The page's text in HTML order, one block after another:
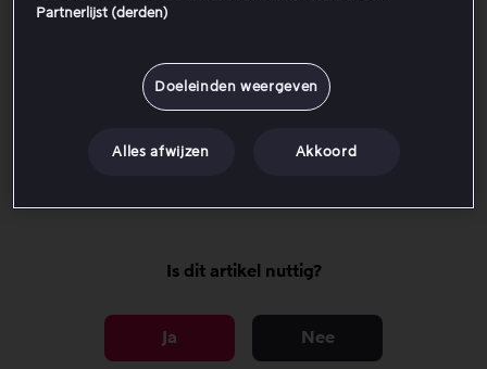
Moet ik iets doen?
Wat als ik al een abonnement heb op
zowel Videoland als Viaplay?
Wanneer wordt de transactie afgerond?
Is dit artikel nuttig?
Ja Nee
Partnerlijst (derden)
Doeleinden weergeven
Alles afwijzen Akkoord